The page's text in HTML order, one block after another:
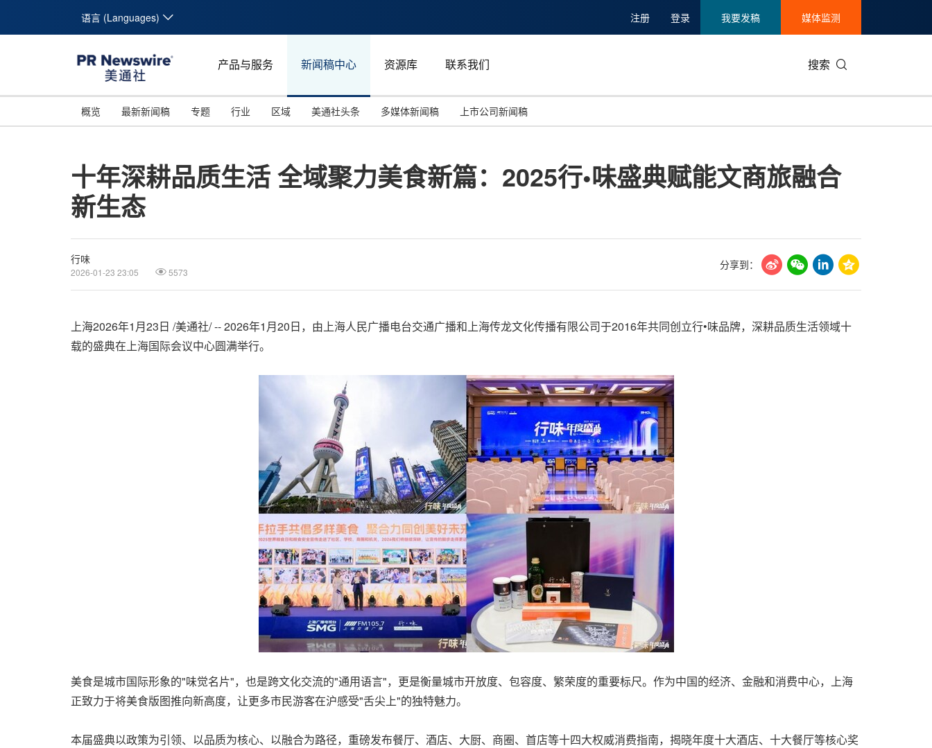
语言 (Languages) 注册 登录 我要发稿 媒体监测
产品与服务 新闻稿中心 资源库 联系我们 搜索
概览 最新新闻稿 专题
投资并购
碳中和
行业
能源化工与环保
娱乐时尚与艺术
区域
马来西亚
新加坡
美通社头条 多媒体新闻稿 上市公司新闻稿
十年深耕品质生活 全域聚力美食新篇：2025行•味盛典赋能文商旅融合
新生态
行味
2026-01-23 23:05 5573
分享到：
上海2026年1月23日 /美通社/ --2026年1月20日，由上海人民广播电台交通广播和上海传龙文化传播有限公司于2016年共同创立行•味品牌，深耕品质生活领域十
载的盛典在上海国际会议中心圆满举行。
美食是城市国际形象的"味觉名片"，也是跨文化交流的"通用语言"，更是衡量城市开放度、包容度、繁荣度的重要标尺。作为中国的经济、金融和消费中心，上海
正致力于将美食版图推向新高度，让更多市民游客在沪感受"舌尖上"的独特魅力。
本届盛典以政策为引领、以品质为核心、以融合为路径，重磅发布餐厅、酒店、大厨、商圈、首店等十四大权威消费指南，揭晓年度十大酒店、十大餐厅等核心奖